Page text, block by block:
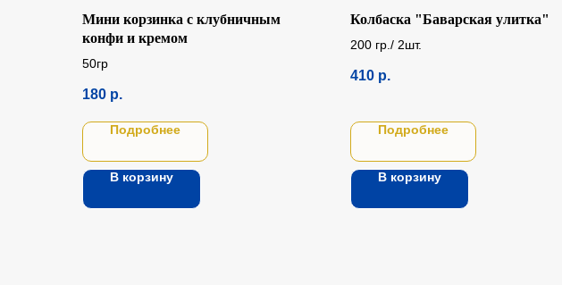
Мини корзинка с клубничным
конфи и кремом
50гр
180 р.
Подробнее
В корзину
Колбаска "Баварская улитка"
200 гр./ 2шт.
410 р.
Подробнее
В корзину